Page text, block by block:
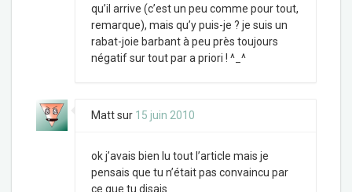
qu’il arrive (c’est un peu comme pour tout,
remarque), mais qu’y puis-je ? je suis un
rabat-joie barbant à peu près toujours
négatif sur tout par a priori ! ^_^
Mattsur 15 juin 2010
ok j’avais bien lu tout l’article mais je
pensais que tu n’était pas convaincu par
ce que tu disais.